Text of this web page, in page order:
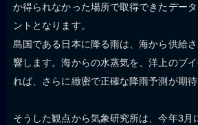
か得られなかった場所で取得できたデー
ントとなります。
島国である日本に降る雨は、海から供給
響します。海からの水蒸気を、洋上のブ
れば、さらに緻密で正確な降雨予測が期待
そうした観点から気象研究所は、今年3月